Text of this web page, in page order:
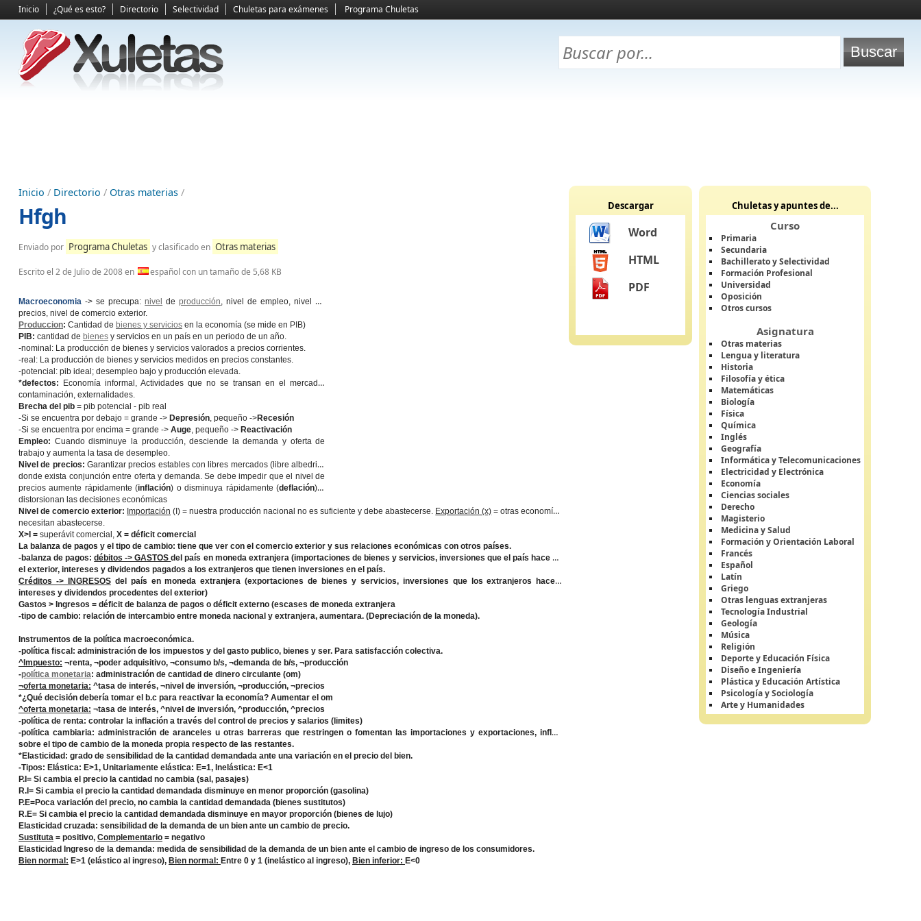
Inicio ¿Qué es esto? Directorio Selectividad Chuletas para exámenes Programa Chuletas
Inicio / Directorio / Otras materias /
Hfgh
Enviado por Programa Chuletas y clasificado en Otras materias
Escrito el 2 de Julio de 2008en español con un tamaño de 5,68 KB
Macroeconomia -> se precupa:nivel deproducción, nivel de empleo, nivel de
precios, nivel de comercio exterior.
Produccion: Cantidad de bienes y servicios en la economía (se mide en PIB)
PIB: cantidad de bienes y servicios en un país en un periodo de un año.
-nominal: La producción de bienes y servicios valorados a precios corrientes.
-real: La producción de bienes y servicios medidos en precios constantes.
-potencial: pib ideal; desempleo bajo y producción elevada.
*defectos:
Economía informal, Actividades que no se transan en el mercado,
contaminación, externalidades.
Brecha del pib = pib potencial - pib real
-Si se encuentra por debajo = grande -> Depresión, pequeño ->Recesión
-Si se encuentra por encima = grande -> Auge, pequeño -> Reactivación
Empleo: Cuando disminuye la producción, desciende la demanda y oferta de
trabajo y aumenta la tasa de desempleo.
Nivel de precios: Garantizar precios estables con libres mercados (libre albedrio)
donde exista conjunción entre oferta y demanda. Se debe impedir que el nivel de
precios aumente rápidamente (inflación) o disminuya rápidamente (deflación) =
distorsionan las decisiones económicas
Nivel de comercio exterior: Importación (I) = nuestra producción nacional no es suficiente y debe abastecerse. Exportación (x) = otras economías
necesitan abastecerse.
X>I = superávit comercial, X = déficit comercial
La balanza de pagos y el tipo de cambio: tiene que ver con el comercio exterior y sus relaciones económicas con otros países.
-balanza de pagos: débitos -> GASTOSdel país en moneda extranjera (importaciones de bienes y servicios, inversiones que el país hace en
el exterior, intereses y dividendos pagados a los extranjeros que tienen inversiones en el país.
Créditos -> INGRESOSdel país en moneda extranjera (exportaciones de bienes y servicios, inversiones que los extranjeros hacen,
intereses y dividendos procedentes del exterior)
Gastos > Ingresos = déficit de balanza de pagos o déficit externo (escases de moneda extranjera
-tipo de cambio: relación de intercambio entre moneda nacional y extranjera, aumentara. (Depreciación de la moneda).
Instrumentos de la política macroeconómica.
-política fiscal: administración de los impuestos y del gasto publico, bienes y ser. Para satisfacción colectiva.
^Impuesto: ¬renta, ¬poder adquisitivo, ¬consumo b/s, ¬demanda de b/s, ¬producción
-política monetaria: administración de cantidad de dinero circulante (om)
¬oferta monetaria: ^tasa de interés, ¬nivel de inversión, ¬producción, ¬precios
*¿Qué decisión debería tomar el b.c para reactivar la economía? Aumentar el om
^oferta monetaria: ¬tasa de interés, ^nivel de inversión, ^producción, ^precios
-política de renta: controlar la inflación a través del control de precios y salarios (limites)
-política cambiaria: administración de aranceles u otras barreras que restringen o fomentan las importaciones y exportaciones, influir
sobre el tipo de cambio de la moneda propia respecto de las restantes.
*Elasticidad: grado de sensibilidad de la cantidad demandada ante una variación en el precio del bien.
-Tipos: Elástica: E>1, Unitariamente elástica: E=1, Inelástica: E<1
P.I= Si cambia el precio la cantidad no cambia (sal, pasajes)
R.I= Si cambia el precio la cantidad demandada disminuye en menor proporción (gasolina)
P.E=Poca variación del precio, no cambia la cantidad demandada (bienes sustitutos)
R.E= Si cambia el precio la cantidad demandada disminuye en mayor proporción (bienes de lujo)
Elasticidad cruzada: sensibilidad de la demanda de un bien ante un cambio de precio.
Sustituta = positivo, Complementario = negativo
Elasticidad Ingreso de la demanda: medida de sensibilidad de la demanda de un bien ante el cambio de ingreso de los consumidores.
Bien normal: E>1 (elástico al ingreso), Bien normal: Entre 0 y 1 (inelástico al ingreso), Bien inferior: E<0
Descargar
Word
HTML
PDF
Chuletas y apuntes de...
Curso
Primaria
Secundaria
Bachillerato y Selectividad
Formación Profesional
Universidad
Oposición
Otros cursos
Asignatura
Otras materias
Lengua y literatura
Historia
Filosofía y ética
Matemáticas
Biología
Física
Química
Inglés
Geografía
Informática y Telecomunicaciones
Electricidad y Electrónica
Economía
Ciencias sociales
Derecho
Magisterio
Medicina y Salud
Formación y Orientación Laboral
Francés
Español
Latín
Griego
Otras lenguas extranjeras
Tecnología Industrial
Geología
Música
Religión
Deporte y Educación Física
Diseño e Ingeniería
Plástica y Educación Artística
Psicología y Sociología
Arte y Humanidades